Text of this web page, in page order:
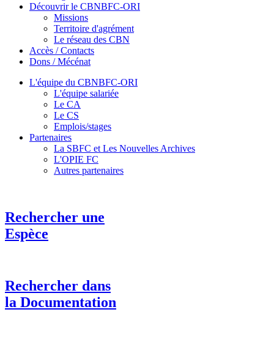
Découvrir le CBNBFC-ORI
Missions
Territoire d'agrément
Le réseau des CBN
Accès / Contacts
Dons / Mécénat
L'équipe du CBNBFC-ORI
L'équipe salariée
Le CA
Le CS
Emplois/stages
Partenaires
La SBFC et Les Nouvelles Archives
L'OPIE FC
Autres partenaires
Rechercher une
Espèce
Rechercher dans
la Documentation